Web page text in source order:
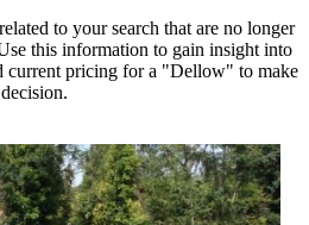
to your search that are no longer
this information to gain insight into
current pricing for a "Dellow" to make